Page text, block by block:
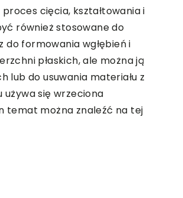
cięcia, kształtowania i
również stosowane do
formowania wgłębień i
płaskich, ale można ją
lub do usuwania materiału z
się wrzeciona
temat można znaleźć na tej